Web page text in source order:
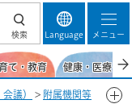
検索 Language メニュー
て・教育 健康・医療・
議） > 附属機関等